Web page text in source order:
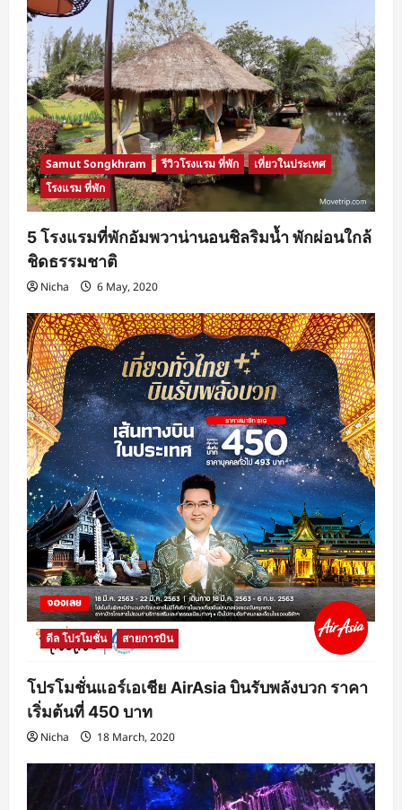
Samut Songkhram รีวิวโรงแรม ที่พัก
เที่ยวในประเทศ
โรงแรม ที่พัก
5 โรงแรมที่พักอัมพวาน่านอนชิลริมน้ำ พักผ่อนใกล้
ชิดธรรมชาติ
Nicha 6 May, 2020
ดีล โปรโมชั่น สายการบิน
โปรโมชั่นแอร์เอเชีย AirAsia บินรับพลังบวก ราคา
เริ่มต้นที่ 450 บาท
Nicha 18 March, 2020